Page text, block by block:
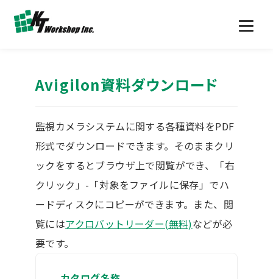
Avigilon資料ダウンロード
監視カメラシステムに関する各種資料をPDF
形式でダウンロードできます。そのままクリ
ックをするとブラウザ上で閲覧ができ、「右
クリック」-「対象をファイルに保存」でハ
ードディスクにコピーができます。また、閲
覧にはアクロバットリーダー(無料)などが必
要です。